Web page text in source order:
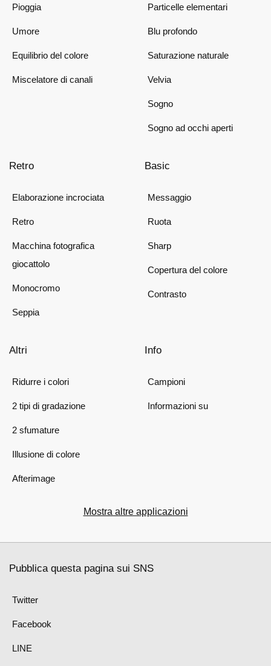
Pioggia
Umore
Equilibrio del colore
Miscelatore di canali
Particelle elementari
Blu profondo
Saturazione naturale
Velvia
Sogno
Sogno ad occhi aperti
Retro
Elaborazione incrociata
Retro
Macchina fotografica
giocattolo
Monocromo
Seppia
Basic
Messaggio
Ruota
Sharp
Copertura del colore
Contrasto
Altri
Ridurre i colori
2 tipi di gradazione
2 sfumature
Illusione di colore
Afterimage
Info
Campioni
Informazioni su
Mostra altre applicazioni
Pubblica questa pagina sui SNS
Twitter
Facebook
LINE